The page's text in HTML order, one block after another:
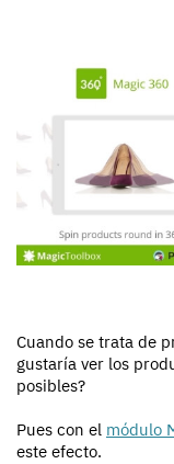
Cuando se trata de
gustaría ver los
posibles?
Pues con el módulo
este efecto.